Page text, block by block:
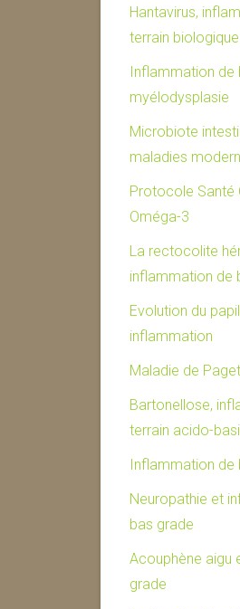
Hantavirus,
terrain biologique
Inflammation de
myélodysplasie
Microbiote
maladies
Protocole Santé
Oméga-3
La rectocolite
inflammation de
Evolution du
inflammation
Maladie de
Bartonellose,
terrain acido-
Inflammation de
Neuropathie et
bas grade
Acouphène aigu
grade